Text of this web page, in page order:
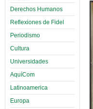
Derechos Humanos
Reflexiones de Fidel
Periodismo
Cultura
Universidades
AquíCom
Latinoamerica
Europa